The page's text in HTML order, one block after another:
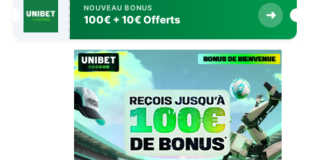
NOUVEAU BONUS
100€ + 10€ Offerts ➜